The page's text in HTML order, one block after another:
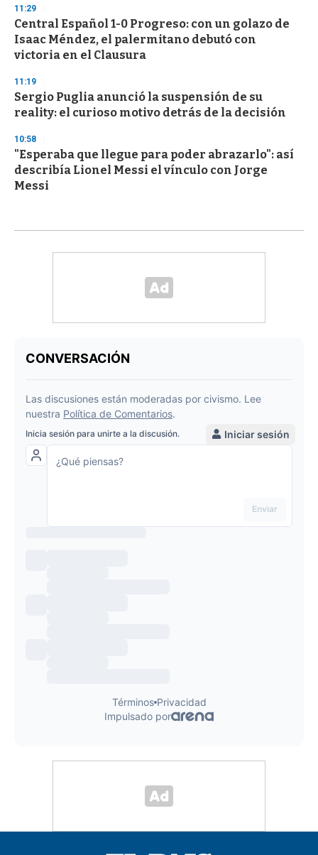
11:29
Central Español 1-0 Progreso: con un golazo de
Isaac Méndez, el palermitano debutó con
victoria en el Clausura
11:19
Sergio Puglia anunció la suspensión de su
reality: el curioso motivo detrás de la decisión
10:58
"Esperaba que llegue para poder abrazarlo": así
describía Lionel Messi el vínculo con Jorge
Messi